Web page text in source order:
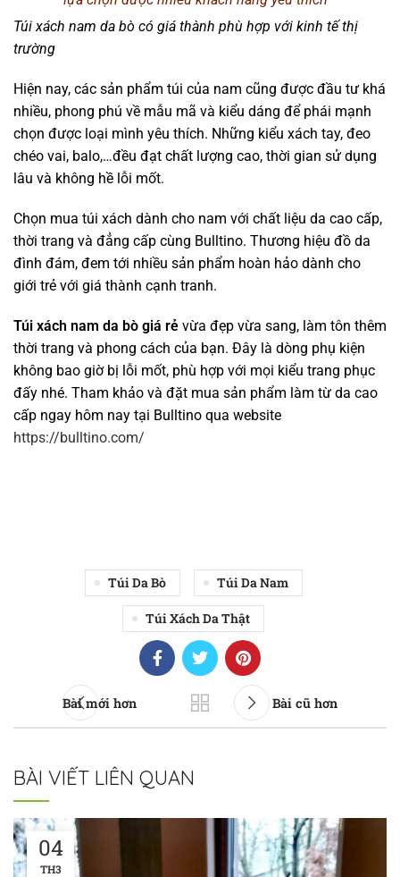
Túi xách nam da bò có giá thành phù hợp với kinh tế thị
trường
Hiện nay, các sản phẩm túi của nam cũng được đầu tư khá
nhiều, phong phú về mẫu mã và kiểu dáng để phái mạnh
chọn được loại mình yêu thích. Những kiểu xách tay, đeo
chéo vai, balo,…đều đạt chất lượng cao, thời gian sử dụng
lâu và không hề lỗi mốt.
Chọn mua túi xách dành cho nam với chất liệu da cao cấp,
thời trang và đẳng cấp cùng Bulltino. Thương hiệu đồ da
đình đám, đem tới nhiều sản phẩm hoàn hảo dành cho
giới trẻ với giá thành cạnh tranh.
Túi xách nam da bò giá rẻ vừa đẹp vừa sang, làm tôn thêm
thời trang và phong cách của bạn. Đây là dòng phụ kiện
không bao giờ bị lỗi mốt, phù hợp với mọi kiểu trang phục
đấy nhé. Tham khảo và đặt mua sản phẩm làm từ da cao
cấp ngay hôm nay tại Bulltino qua website
https://bulltino.com/
Túi Da Bò Túi Da Nam
Túi Xách Da Thật
Bài mới hơn Bài cũ hơn
BÀI VIẾT LIÊN QUAN
04
TH3